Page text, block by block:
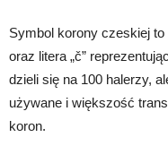
Symbol korony czeskiej to
oraz litera „č”
dzieli się na 100 halerzy,
używane i większość
koron.